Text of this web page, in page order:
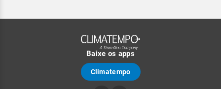
Baixe os apps
Climatempo